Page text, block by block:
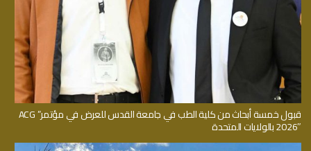
قبول خمسة أبحاث من كلية الطب في جامعة القدس للعرض في مؤتمر” ACG
2026″ بالولايات المتحدة